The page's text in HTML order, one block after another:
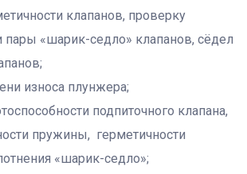
клапанов, проверку
пары «шарик-седло» клапанов, сёдел
износа плунжера;
подпиточного клапана,
пружины, герметичности
«шарик-седло»;